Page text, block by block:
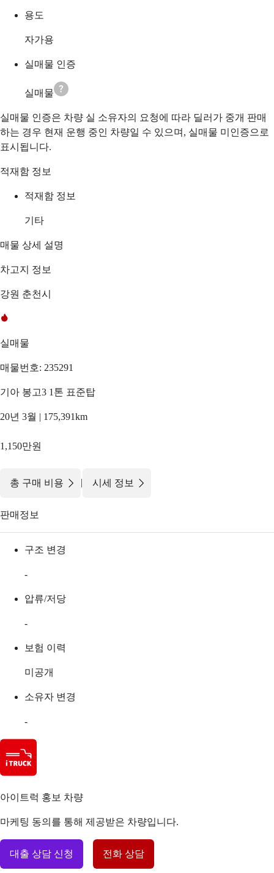
용도
자가용
실매물 인증
실매물
실매물 인증은 차량 실 소유자의 요청에 따라 딜러가 중개 판매
하는 경우 현재 운행 중인 차량일 수 있으며, 실매물 미인증으로
표시됩니다.
적재함 정보
적재함 정보
기타
매물 상세 설명
차고지 정보
강원 춘천시
실매물
매물번호: 235291
기아 봉고3 1톤 표준탑
20년 3월 | 175,391km
1,150만원
총 구매 비용 | 시세 정보
판매정보
구조 변경
-
압류/저당
-
보험 이력
미공개
소유자 변경
-
아이트럭 홍보 차량
마케팅 동의를 통해 제공받은 차량입니다.
대출 상담 신청 전화 상담